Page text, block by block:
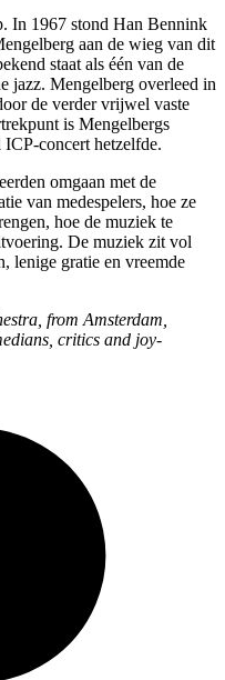
In 1967 stond Han Bennink
aan de wieg van dit
staat als één van de
jazz. Mengelberg overleed in
de verder vrijwel vaste
is Mengelbergs
concert hetzelfde.
omgaan met de
van medespelers, hoe ze
hoe de muziek te
De muziek zit vol
lenige gratie en vreemde
from Amsterdam,
critics and joy-